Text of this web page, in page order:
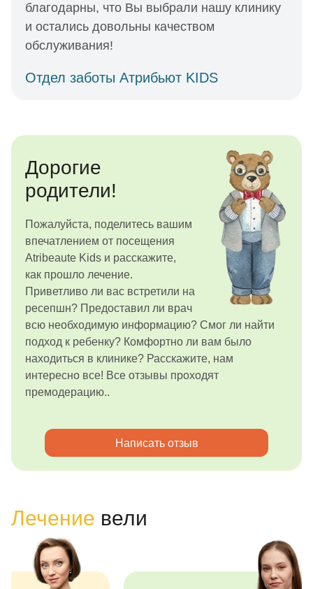
благодарны, что Вы выбрали нашу клинику
и остались довольны качеством
обслуживания!
Отдел заботы Атрибьют KIDS
Дорогие
родители!
Пожалуйста, поделитесь вашим
впечатлением от посещения
Atribeaute Kids и расскажите,
как прошло лечение.
Приветливо ли вас встретили на
ресепшн? Предоставил ли врач
всю необходимую информацию? Смог ли найти
подход к ребенку? Комфортно ли вам было
находиться в клинике? Расскажите, нам
интересно все! Все отзывы проходят
премодерацию..
Написать отзыв
Лечение вели